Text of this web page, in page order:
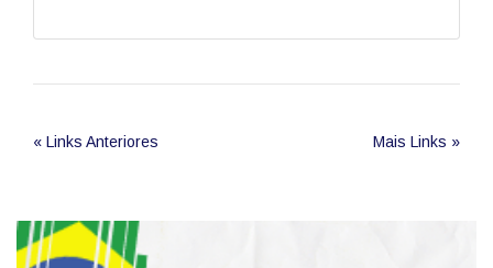
« Links Anteriores Mais Links »